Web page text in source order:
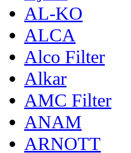
AL-KO
ALCA
Alco Filter
Alkar
AMC Filter
ANAM
ARNOTT